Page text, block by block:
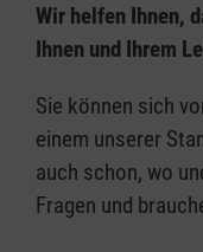
Wir helfen Ihnen,
Ihnen und Ihrem
Sie können sich
einem unserer
auch schon, wo
Fragen und